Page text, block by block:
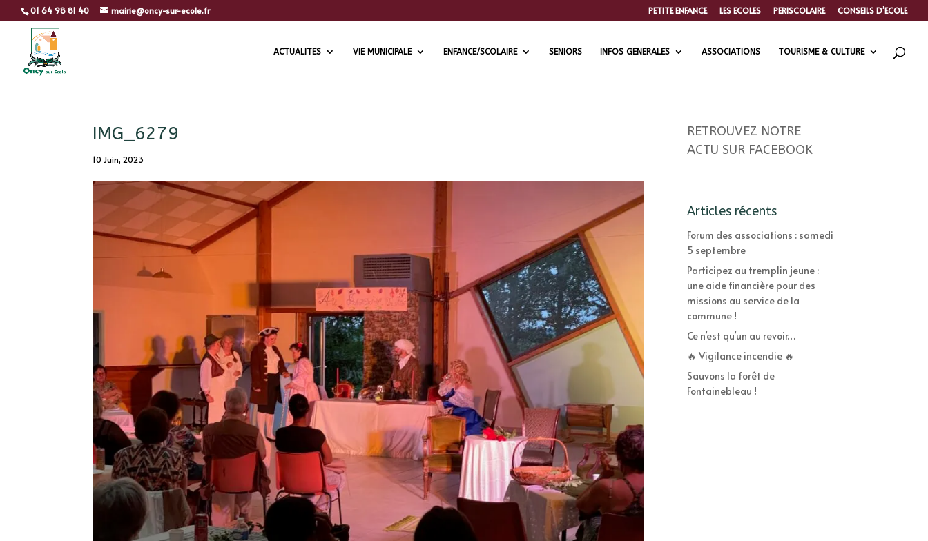
01 64 98 81 40 mairie@oncy-sur-ecole.fr PETITE ENFANCE LES ECOLES PERISCOLAIRE CONSEILS D’ECOLE
ACTUALITES VIE MUNICIPALE ENFANCE/SCOLAIRE SENIORS INFOS GENERALES ASSOCIATIONS TOURISME & CULTURE
IMG_6279
10 Juin, 2023
RETROUVEZ NOTRE
ACTU SUR FACEBOOK
Articles récents
Forum des associations : samedi
5 septembre
Participez au tremplin jeune :
une aide financière pour des
missions au service de la
commune !
Ce n’est qu’un au revoir…
🔥 Vigilance incendie 🔥
Sauvons la forêt de
Fontainebleau !